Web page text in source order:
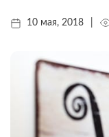
10 мая, 2018